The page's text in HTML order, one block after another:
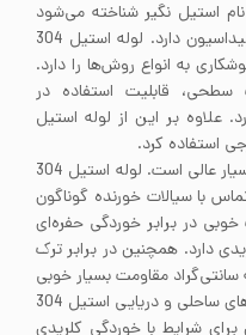
بازار به نام استیل نگیر شناخته می‌شود
مقاومت خوبی در برابر خوردگی و اکسیداسیون دارد. لوله استیل 304
به انواع روش‌ها را دارد.
پرداخت سطحی، قابلیت استفاده در
علاوه بر این از لوله استیل
مقاومت به خوردگی لوله استیل 304 بسیار عالی است. لوله استیل 304
با سیالات خورنده گوناگون
استیل 304 مقاومت خوبی در برابر خوردگی حفره‌ای
دارد. همچنین در برابر ترک
در دماهای بالای 60 درجه سانتی‌گراد مقاومت بسیار خوبی
از خود نشان می‌دهد. البته برای کاربردهای ساحلی و دریایی استیل 304
شرایط با خوردگی کلریدی